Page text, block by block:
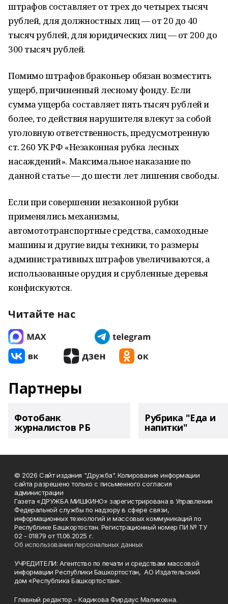
штрафов составляет от трех до четырех тысяч
рублей, для должностных лиц — от 20 до 40
тысяч рублей, для юридических лиц — от 200 до
300 тысяч рублей.
Помимо штрафов браконьер обязан возместить
ущерб, причиненный лесному фонду. Если
сумма ущерба составляет пять тысяч рублей и
более, то действия нарушителя влекут за собой
уголовную ответственность, предусмотренную
ст. 260 УК РФ «Незаконная рубка лесных
насаждений». Максимальное наказание по
данной статье — до шести лет лишения свободы.
Если при совершении незаконной рубки
применялись механизмы,
автомототранспортные средства, самоходные
машины и другие виды техники, то размеры
административных штрафов увеличиваются, а
использованные орудия и срубленные деревья
конфискуются.
Читайте нас
Партнеры
Фотобанк
журналистов РБ
Рубрика "Еда и
напитки"
© 2026 Сайт издания "Дружба". Копирование информации
сайта разрешено только с письменного согласия
администрации
Газета «ДРУЖБА МИШКИНО» зарегистрирована в Управлении
Федеральной службы по надзору в сфере связи,
информационных технологий и массовых коммуникаций по
Республике Башкортостан. Регистрационный номер ПИ № ТУ
02 - 01879 от 11.06.2025 г.
Об использовании персональных данных
УЧРЕДИТЕЛИ: Агентство по печати и средствам массовой
информации Республики Башкортостан, АО Издательский
дом «Республика Башкортостан».
Главный редактор - Кадикова Фирдаус Маликовна.